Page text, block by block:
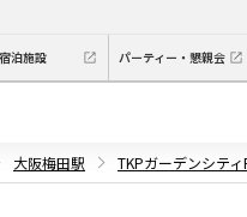
宿泊施設 パーティー・懇親会
大阪梅田駅 TKPガーデンシテ